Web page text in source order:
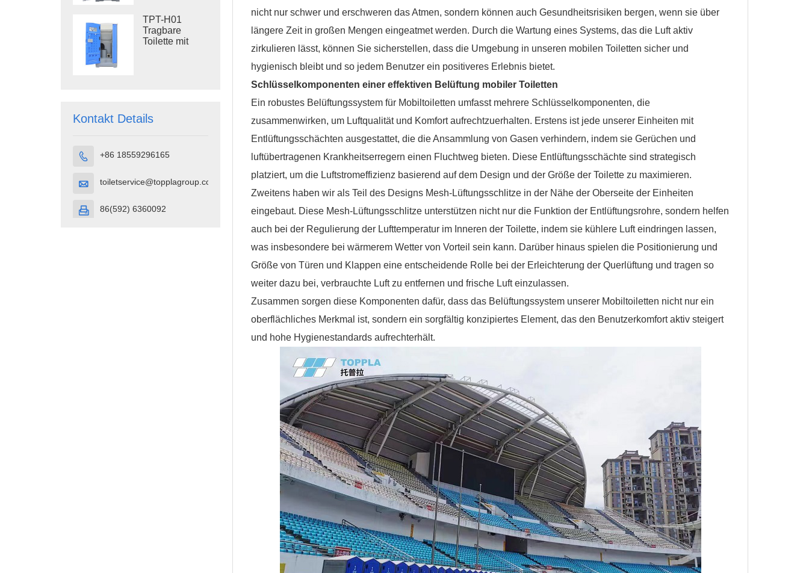
TPT-H01
Tragbare
Toilette mit
Kontakt Details
 +86 18559296165
 toiletservice@topplagroup.com
 86(592) 6360092
nicht nur schwer und erschweren das Atmen, sondern können auch Gesundheitsrisiken bergen, wenn sie über
längere Zeit in großen Mengen eingeatmet werden. Durch die Wartung eines Systems, das die Luft aktiv
zirkulieren lässt, können Sie sicherstellen, dass die Umgebung in unseren mobilen Toiletten sicher und
hygienisch bleibt und so jedem Benutzer ein positiveres Erlebnis bietet.
Schlüsselkomponenten einer effektiven Belüftung mobiler Toiletten
Ein robustes Belüftungssystem für Mobiltoiletten umfasst mehrere Schlüsselkomponenten, die
zusammenwirken, um Luftqualität und Komfort aufrechtzuerhalten. Erstens ist jede unserer Einheiten mit
Entlüftungsschächten ausgestattet, die die Ansammlung von Gasen verhindern, indem sie Gerüchen und
luftübertragenen Krankheitserregern einen Fluchtweg bieten. Diese Entlüftungsschächte sind strategisch
platziert, um die Luftstromeffizienz basierend auf dem Design und der Größe der Toilette zu maximieren.
Zweitens haben wir als Teil des Designs Mesh-Lüftungsschlitze in der Nähe der Oberseite der Einheiten
eingebaut. Diese Mesh-Lüftungsschlitze unterstützen nicht nur die Funktion der Entlüftungsrohre, sondern helfen
auch bei der Regulierung der Lufttemperatur im Inneren der Toilette, indem sie kühlere Luft eindringen lassen,
was insbesondere bei wärmerem Wetter von Vorteil sein kann. Darüber hinaus spielen die Positionierung und
Größe von Türen und Klappen eine entscheidende Rolle bei der Erleichterung der Querlüftung und tragen so
weiter dazu bei, verbrauchte Luft zu entfernen und frische Luft einzulassen.
Zusammen sorgen diese Komponenten dafür, dass das Belüftungssystem unserer Mobiltoiletten nicht nur ein
oberflächliches Merkmal ist, sondern ein sorgfältig konzipiertes Element, das den Benutzerkomfort aktiv steigert
und hohe Hygienestandards aufrechterhält.